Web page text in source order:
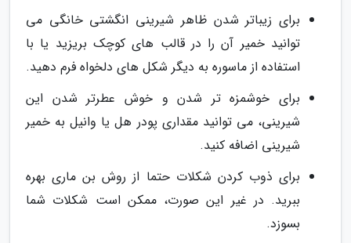
برای زیباتر شدن ظاهر شیرینی انگشتی خانگی می
توانید خمیر آن را در قالب های کوچک بریزید یا با
استفاده از ماسوره به دیگر شکل های دلخواه فرم دهید.
برای خوشمزه تر شدن و خوش عطرتر شدن این
شیرینی، می توانید مقداری پودر هل یا وانیل به خمیر
شیرینی اضافه کنید.
برای ذوب کردن شکلات حتما از روش بن ماری بهره
ببرید. در غیر این صورت، ممکن است شکلات شما
بسوزد.